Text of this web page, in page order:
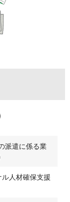
派遣に係る業
人材確保支援